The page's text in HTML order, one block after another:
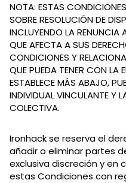
NOTA: ESTAS
SOBRE RESOLUCIÓN DE
INCLUYENDO LA
QUE AFECTA A SUS
CONDICIONES Y
QUE PUEDA TENER CON LA
ESTABLECE MÁS ABAJO,
INDIVIDUAL VINCULANTE Y
COLECTIVA.
Ironhack se reserva el
añadir o eliminar partes
exclusiva discreción y en
estas Condiciones con